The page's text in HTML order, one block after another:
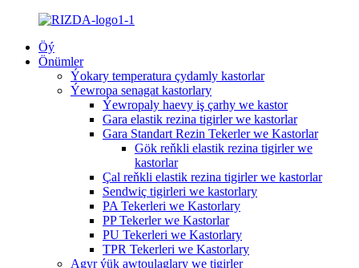
Öý
Önümler
Ýokary temperatura çydamly kastorlar
Ýewropa senagat kastorlary
Ýewropaly haevy iş çarhy we kastor
Gara elastik rezina tigirler we kastorlar
Gara Standart Rezin Tekerler we Kastorlar
Gök reňkli elastik rezina tigirler we
kastorlar
Çal reňkli elastik rezina tigirler we kastorlar
Sendwiç tigirleri we kastorlary
PA Tekerleri we Kastorlary
PP Tekerler we Kastorlar
PU Tekerleri we Kastorlary
TPR Tekerleri we Kastorlary
Agyr ýük awtoulaglary we tigirler